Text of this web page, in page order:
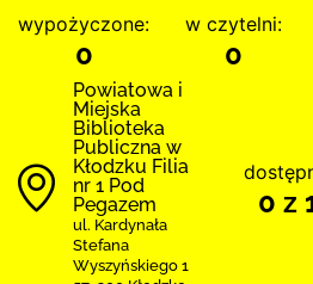
wypożyczone:
0
w czytelni:
0
Powiatowa i
Miejska
Biblioteka
Publiczna w
Kłodzku Filia
nr 1 Pod
Pegazem
ul. Kardynała
Stefana
Wyszyńskiego 1
0 z